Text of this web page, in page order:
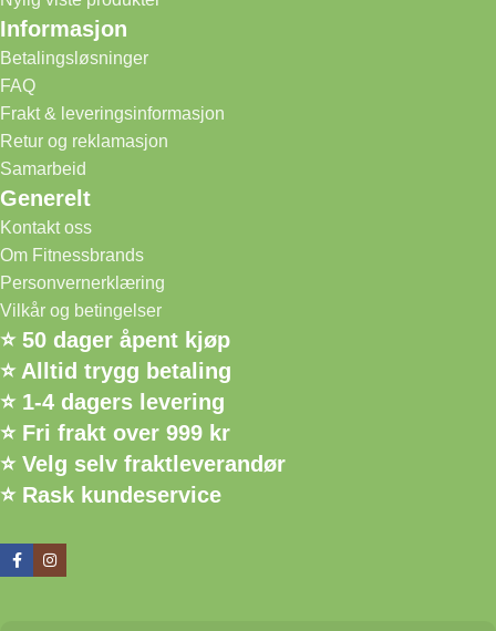
Informasjon
Betalingsløsninger
FAQ
Frakt & leveringsinformasjon
Retur og reklamasjon
Samarbeid
Generelt
Kontakt oss
Om Fitnessbrands
Personvernerklæring
Vilkår og betingelser
⭐ 50 dager åpent kjøp
⭐ Alltid trygg betaling
⭐ 1-4 dagers levering
⭐ Fri frakt over 999 kr
⭐ Velg selv fraktleverandør
⭐ Rask kundeservice